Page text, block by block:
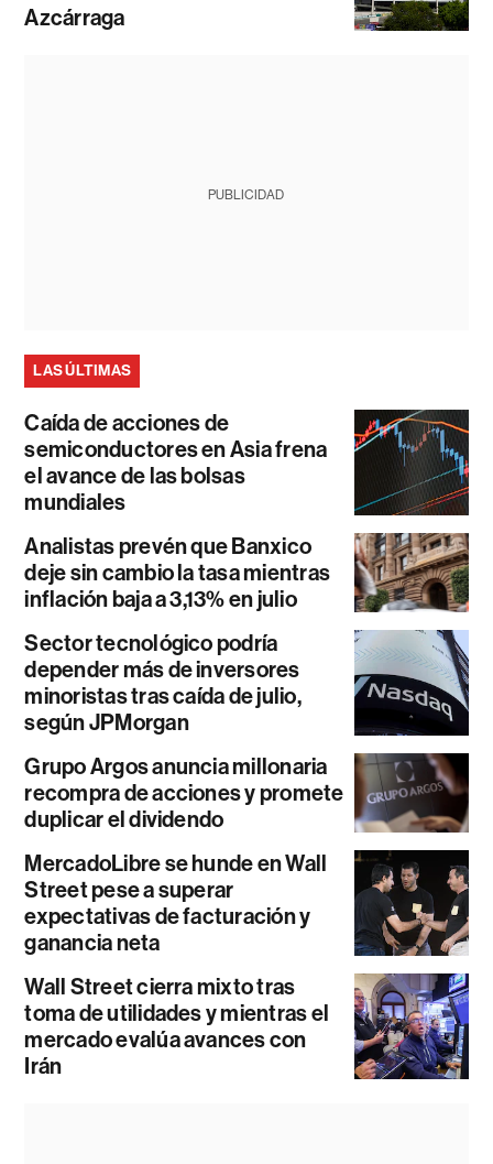
Azcárraga
PUBLICIDAD
LAS ÚLTIMAS
Caída de acciones de
semiconductores en Asia frena
el avance de las bolsas
mundiales
Analistas prevén que Banxico
deje sin cambio la tasa mientras
inflación baja a 3,13% en julio
Sector tecnológico podría
depender más de inversores
minoristas tras caída de julio,
según JPMorgan
Grupo Argos anuncia millonaria
recompra de acciones y promete
duplicar el dividendo
MercadoLibre se hunde en Wall
Street pese a superar
expectativas de facturación y
ganancia neta
Wall Street cierra mixto tras
toma de utilidades y mientras el
mercado evalúa avances con
Irán